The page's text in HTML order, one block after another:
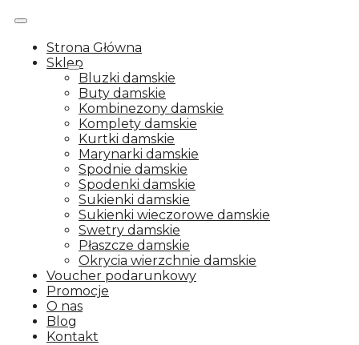
Strona Główna
Sklep
Bluzki damskie
Buty damskie
Kombinezony damskie
Komplety damskie
Kurtki damskie
Marynarki damskie
Spodnie damskie
Spodenki damskie
Sukienki damskie
Sukienki wieczorowe damskie
Swetry damskie
Płaszcze damskie
Okrycia wierzchnie damskie
Voucher podarunkowy
Promocje
O nas
Blog
Kontakt